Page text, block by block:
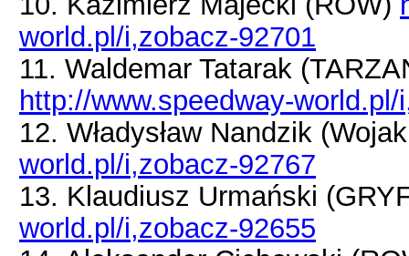
world.pl/i,zobacz-92701
11. Waldemar Tatarak
http://www.speedway-
12. Władysław Nandzik
world.pl/i,zobacz-92767
13. Klaudiusz Urmański
world.pl/i,zobacz-92655